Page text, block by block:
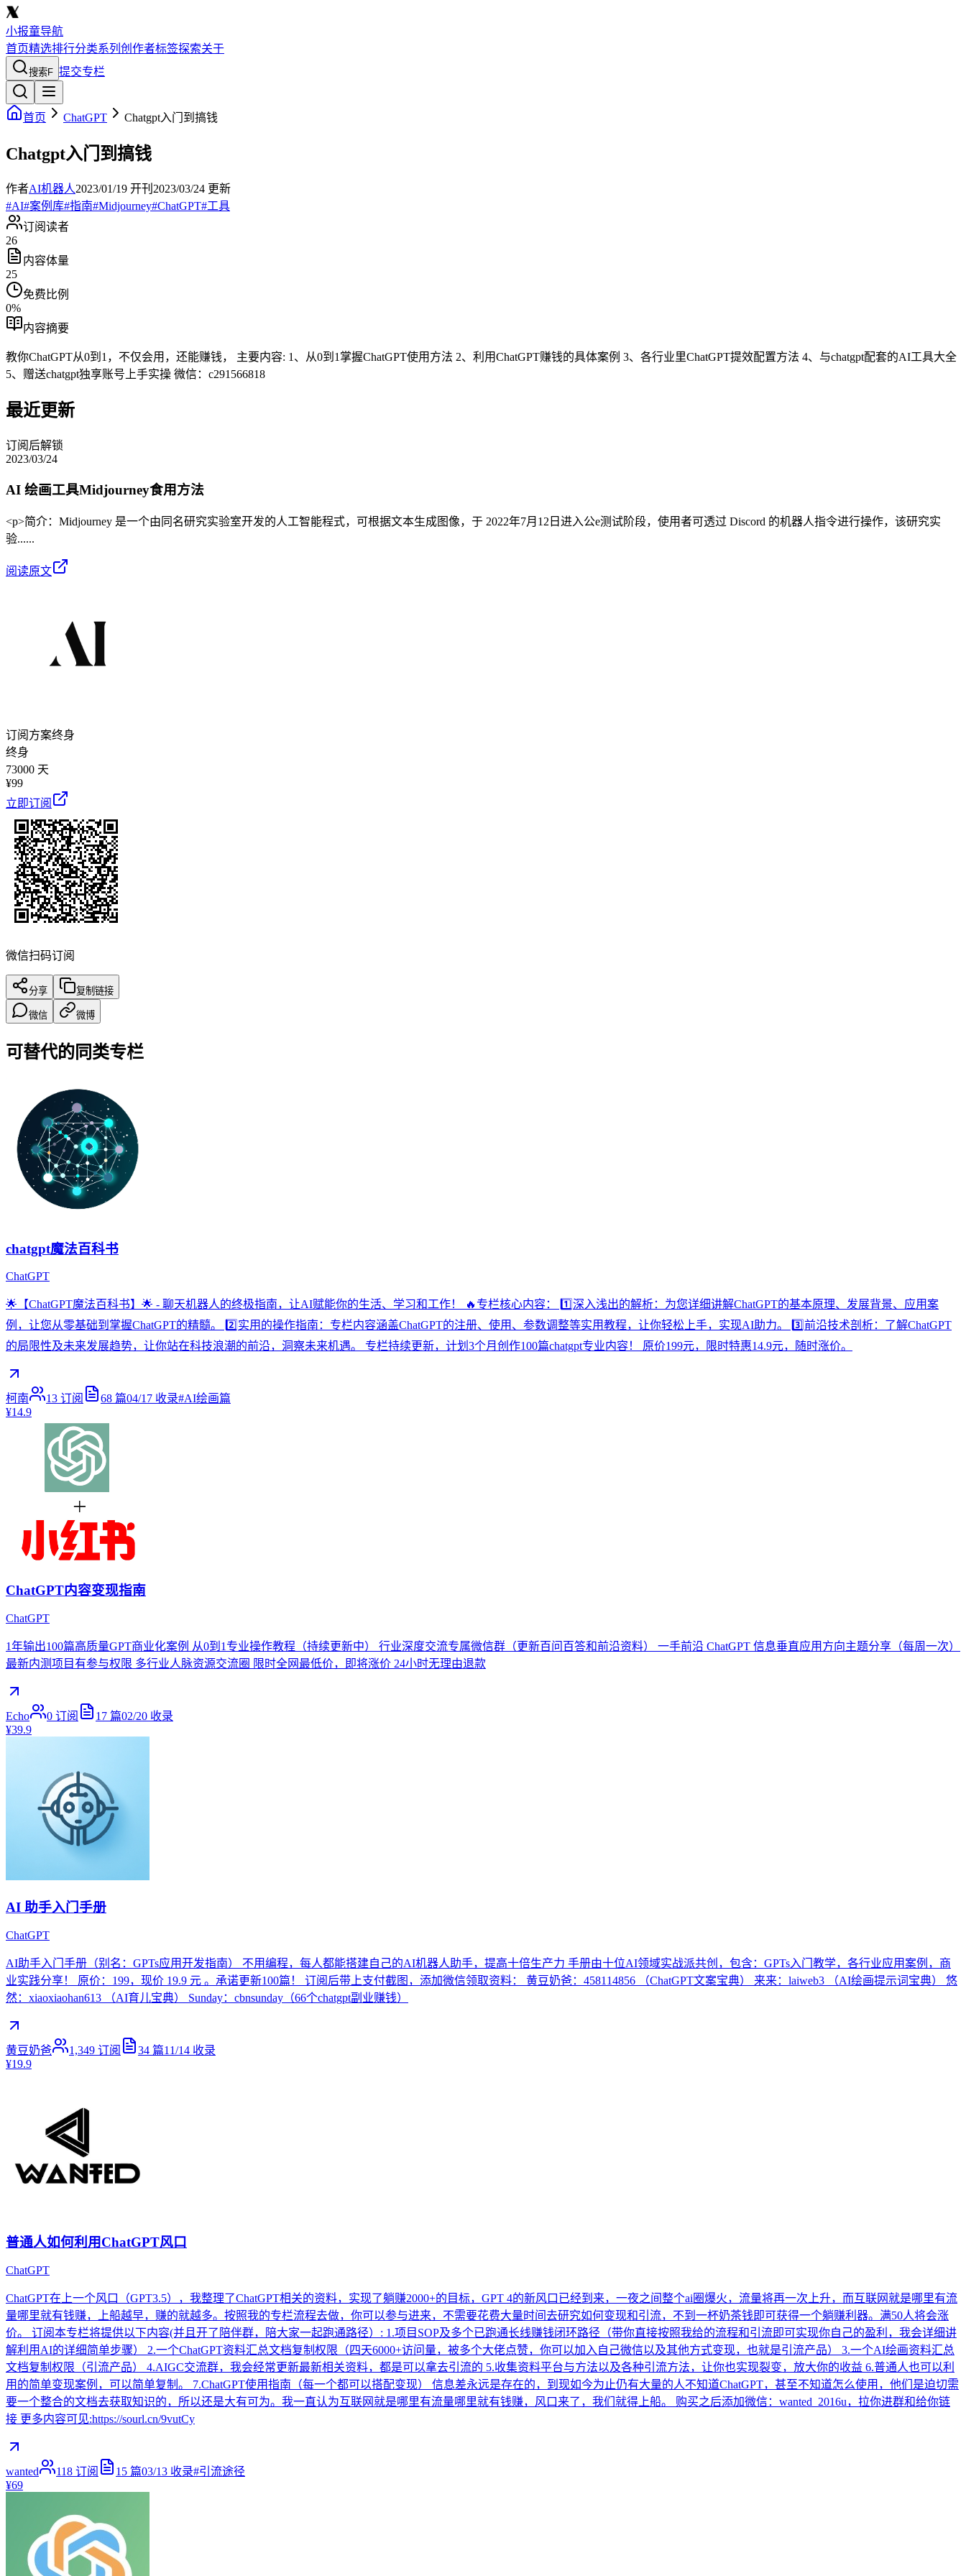
小报童导航
首页精选排行分类系列 创作者标签探索关于
搜索F 提交专栏
首页 ChatGPT Chatgpt入门到搞钱
Chatgpt入门到搞钱
作者AI机器人2023/01/19 开刊 2023/03/24 更新
#AI#案例库#指南#Midjourney#ChatGPT#工具
订阅读者
26
内容体量
25
免费比例
0%
内容摘要
教你ChatGPT从0到1，不仅会用，还能赚钱， 主要内容: 1、从0到1掌握ChatGPT使用方法 2、利用ChatGPT赚钱的具体案例 3、各行业里ChatGPT提效配置方法 4、与chatgpt配套的AI工具大全
5、赠送chatgpt独享账号上手实操 微信：c291566818
最近更新
订阅后解锁
2023/03/24
AI 绘画工具Midjourney食用方法
<p>简介：Midjourney 是一个由同名研究实验室开发的人工智能程式，可根据文本生成图像，于 2022年7月12日进入公e测试阶段，使用者可透过 Discord 的机器人指令进行操作，该研究实
验......
阅读原文
订阅方案终身
终身
73000 天
¥99
立即订阅
微信扫码订阅
分享 复制链接
微信 微博
可替代的同类专栏
chatgpt魔法百科书
ChatGPT
🌟【ChatGPT魔法百科书】🌟 - 聊天机器人的终极指南，让AI赋能你的生活、学习和工作！ 🔥专栏核心内容： 1️⃣深入浅出的解析：为您详细讲解ChatGPT的基本原理、发展背景、应用案
例，让您从零基础到掌握ChatGPT的精髓。 2️⃣实用的操作指南：专栏内容涵盖ChatGPT的注册、使用、参数调整等实用教程，让你轻松上手，实现AI助力。 3️⃣前沿技术剖析：了解ChatGPT
的局限性及未来发展趋势，让你站在科技浪潮的前沿，洞察未来机遇。 专栏持续更新，计划3个月创作100篇chatgpt专业内容！ 原价199元，限时特惠14.9元，随时涨价。
柯南 13 订阅 68 篇04/17 收录#AI绘画篇
¥14.9
ChatGPT内容变现指南
ChatGPT
1年输出100篇高质量GPT商业化案例 从0到1专业操作教程（持续更新中） 行业深度交流专属微信群（更新百问百答和前沿资料） 一手前沿 ChatGPT 信息垂直应用方向主题分享（每周一次）
最新内测项目有参与权限 多行业人脉资源交流圈 限时全网最低价，即将涨价 24小时无理由退款
Echo 0 订阅 17 篇02/20 收录
¥39.9
AI 助手入门手册
ChatGPT
AI助手入门手册（别名：GPTs应用开发指南） 不用编程，每人都能搭建自己的AI机器人助手，提高十倍生产力 手册由十位AI领域实战派共创，包含：GPTs入门教学，各行业应用案例，商
业实践分享！ 原价：199，现价 19.9 元 。承诺更新100篇！ 订阅后带上支付截图，添加微信领取资料： 黄豆奶爸：458114856 （ChatGPT文案宝典） 来来：laiweb3 （AI绘画提示词宝典） 悠
然：xiaoxiaohan613 （AI育儿宝典） Sunday：cbnsunday（66个chatgpt副业赚钱）
黄豆奶爸 1,349 订阅 34 篇11/14 收录
¥19.9
普通人如何利用ChatGPT风口
ChatGPT
ChatGPT在上一个风口（GPT3.5），我整理了ChatGPT相关的资料，实现了躺赚2000+的目标，GPT 4的新风口已经到来，一夜之间整个ai圈爆火，流量将再一次上升，而互联网就是哪里有流
量哪里就有钱赚，上船越早，赚的就越多。按照我的专栏流程去做，你可以参与进来，不需要花费大量时间去研究如何变现和引流，不到一杯奶茶钱即可获得一个躺赚利器。满50人将会涨
价。 订阅本专栏将提供以下内容(并且开了陪伴群，陪大家一起跑通路径）: 1.项目SOP及多个已跑通长线赚钱闭环路径（带你直接按照我给的流程和引流即可实现你自己的盈利，我会详细讲
解利用AI的详细简单步骤） 2.一个ChatGPT资料汇总文档复制权限（四天6000+访问量，被多个大佬点赞，你可以加入自己微信以及其他方式变现，也就是引流产品） 3.一个AI绘画资料汇总
文档复制权限（引流产品） 4.AIGC交流群，我会经常更新最新相关资料，都是可以拿去引流的 5.收集资料平台与方法以及各种引流方法，让你也实现裂变，放大你的收益 6.普通人也可以利
用的简单变现案例，可以简单复制。 7.ChatGPT使用指南（每一个都可以搭配变现） 信息差永远是存在的，到现如今为止仍有大量的人不知道ChatGPT，甚至不知道怎么使用，他们是迫切需
要一个整合的文档去获取知识的，所以还是大有可为。我一直认为互联网就是哪里有流量哪里就有钱赚，风口来了，我们就得上船。 购买之后添加微信：wanted_2016u，拉你进群和给你链
接 更多内容可见:https://sourl.cn/9vutCy
wanted 118 订阅 15 篇03/13 收录#引流途径
¥69